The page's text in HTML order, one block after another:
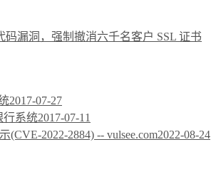
码漏洞，强制撤消六千名客户 SSL 证书
2017-07-27
行系统2017-07-11
2022-2884) -- vulsee.com2022-08-24